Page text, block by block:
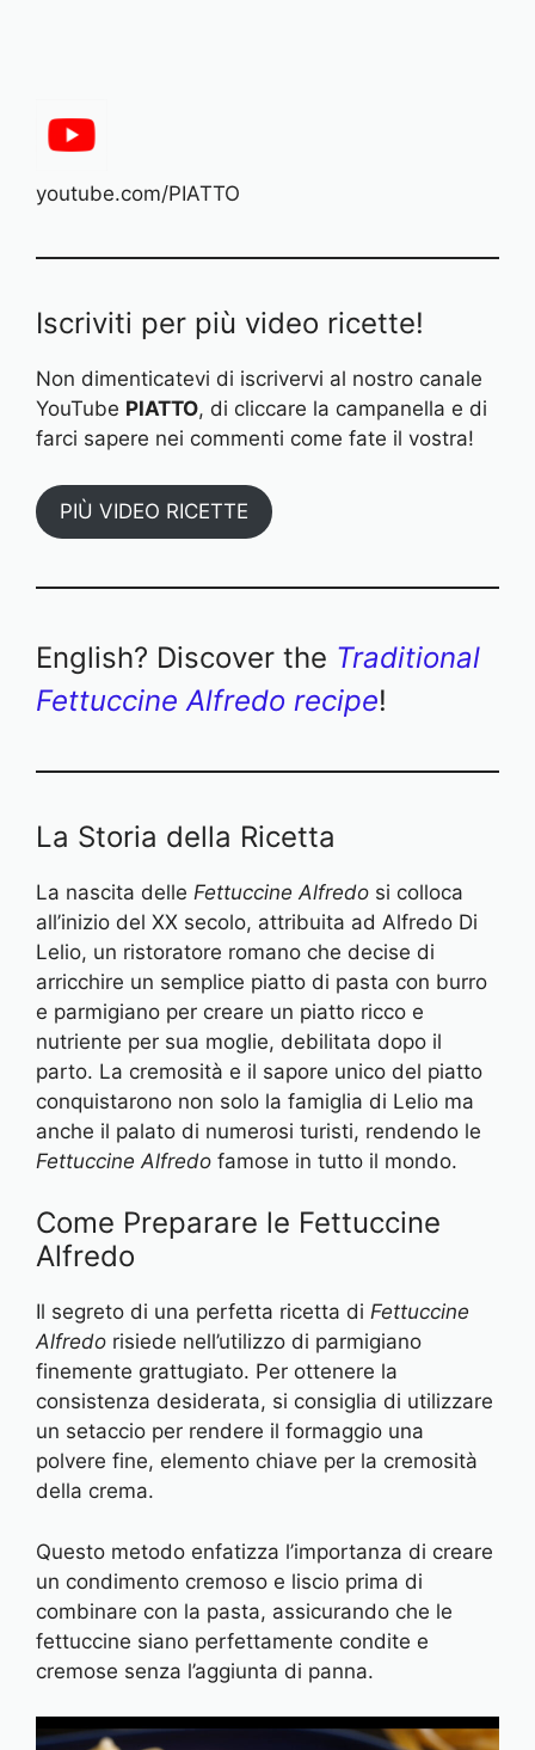
youtube.com/PIATTO
Iscriviti per più video ricette!
Non dimenticatevi di iscrivervi al nostro canale
YouTube PIATTO, di cliccare la campanella e di
farci sapere nei commenti come fate il vostra!
PIÙ VIDEO RICETTE
English? Discover the Traditional
Fettuccine Alfredo recipe!
La Storia della Ricetta
La nascita delle Fettuccine Alfredo si colloca
all’inizio del XX secolo, attribuita ad Alfredo Di
Lelio, un ristoratore romano che decise di
arricchire un semplice piatto di pasta con burro
e parmigiano per creare un piatto ricco e
nutriente per sua moglie, debilitata dopo il
parto. La cremosità e il sapore unico del piatto
conquistarono non solo la famiglia di Lelio ma
anche il palato di numerosi turisti, rendendo le
Fettuccine Alfredo famose in tutto il mondo.
Come Preparare le Fettuccine
Alfredo
Il segreto di una perfetta ricetta di Fettuccine
Alfredo risiede nell’utilizzo di parmigiano
finemente grattugiato. Per ottenere la
consistenza desiderata, si consiglia di utilizzare
un setaccio per rendere il formaggio una
polvere fine, elemento chiave per la cremosità
della crema.
Questo metodo enfatizza l’importanza di creare
un condimento cremoso e liscio prima di
combinare con la pasta, assicurando che le
fettuccine siano perfettamente condite e
cremose senza l’aggiunta di panna.